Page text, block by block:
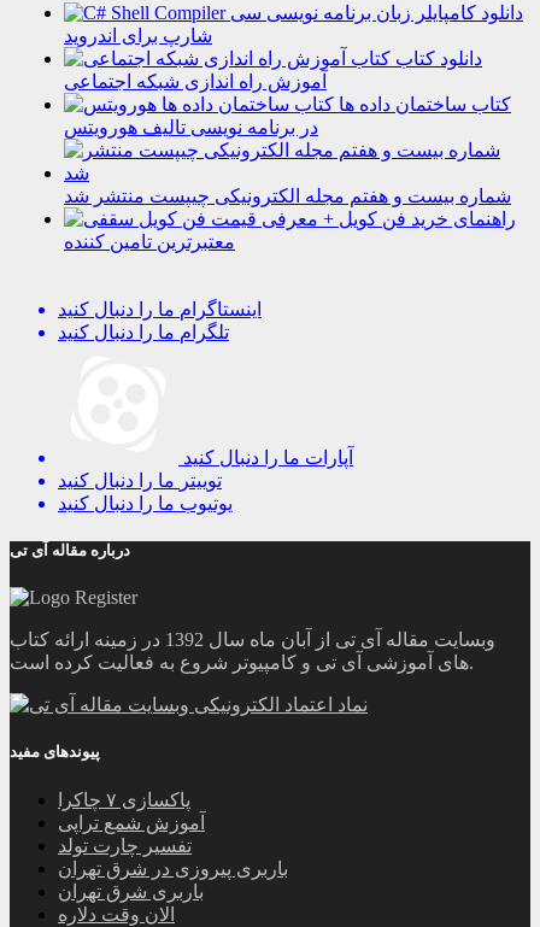
دانلود کامپایلر زبان برنامه نویسی سی
شارپ برای اندروید
دانلود کتاب
آموزش راه اندازی شبکه اجتماعی
کتاب ساختمان داده ها
در برنامه نویسی تالیف هورویتس
شماره بیست و هفتم مجله الکترونیکی چیپست منتشر شد
راهنمای خرید فن کویل + معرفی
معتبرترین تامین کننده
اینستاگرام ما را دنبال کنید
تلگرام ما را دنبال کنید
آپارات ما را دنبال کنید
توییتر ما را دنبال کنید
یوتیوب ما را دنبال کنید
درباره مقاله آی تی
وبسایت مقاله آی تی از آبان ماه سال 1392 در زمینه ارائه کتاب
های آموزشی آی تی و کامپیوتر شروع به فعالیت کرده است.
پیوندهای مفید
پاکسازی ۷ چاکرا
آموزش شمع تراپی
تفسیر چارت تولد
باربری پیروزی در شرق تهران
باربری شرق تهران
الان وقت دلاره